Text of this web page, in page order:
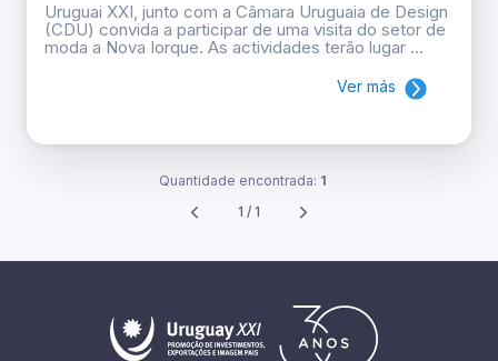
Uruguai XXI, junto com a Câmara Uruguaia de Design
(CDU) convida a participar de uma visita do setor de
moda a Nova Iorque. As actividades terão lugar ...
Ver más
Quantidade encontrada: 1
1 / 1